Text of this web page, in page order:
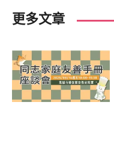
更多文章